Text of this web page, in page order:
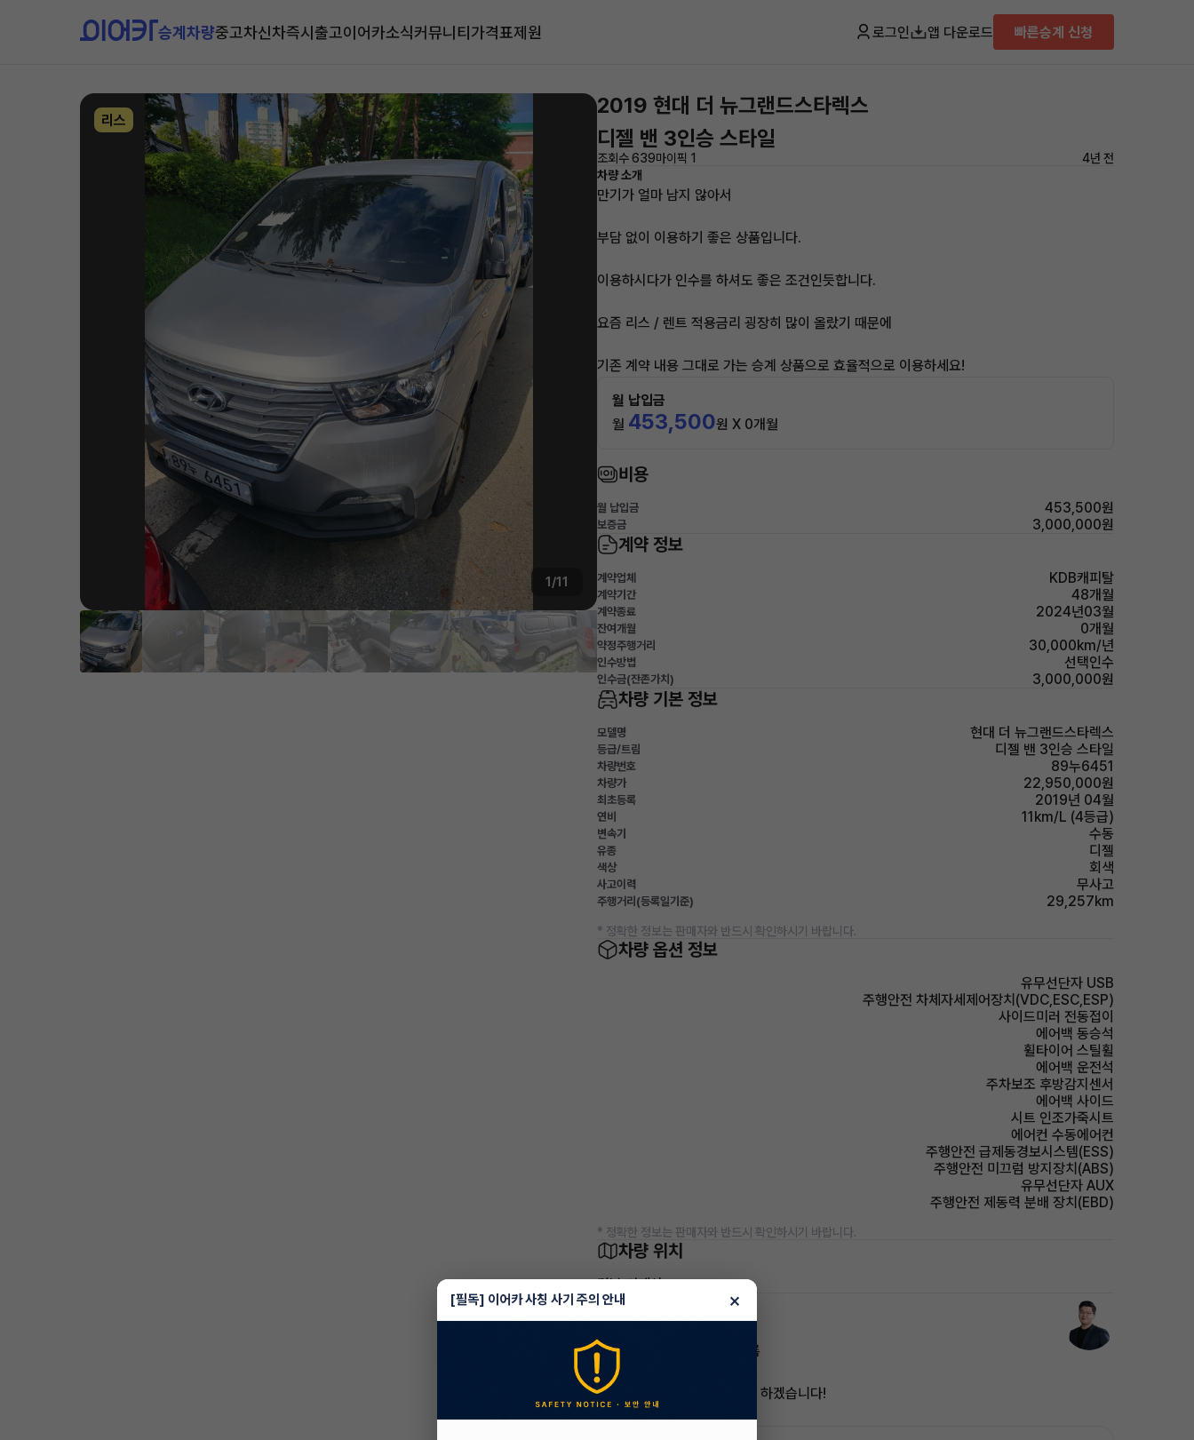
승계차량중고차신차즉시출고이어카소식커뮤니티가격표제원 로그인 앱 다운로드 빠른승계 신청
리스
1/11
2019 현대 더 뉴그랜드스타렉스
디젤 밴 3인승 스타일
조회수 639마이픽 1
4년 전
차량 소개
만기가 얼마 남지 않아서
부담 없이 이용하기 좋은 상품입니다.
이용하시다가 인수를 하셔도 좋은 조건인듯합니다.
요즘 리스 / 렌트 적용금리 굉장히 많이 올랐기 때문에
기존 계약 내용 그대로 가는 승계 상품으로 효율적으로 이용하세요!
월 납입금
월 453,500원 X 0개월
비용
월 납입금 453,500원
보증금 3,000,000원
계약 정보
계약업체 KDB캐피탈
계약기간 48개월
계약종료 2024년03월
잔여개월 0개월
약정주행거리 30,000km/년
인수방법 선택인수
인수금(잔존가치) 3,000,000원
차량 기본 정보
모델명 현대 더 뉴그랜드스타렉스
등급/트림 디젤 밴 3인승 스타일
차량번호 89누6451
차량가 22,950,000원
최초등록 2019년 04월
연비 11km/L (4등급)
변속기 수동
유종 디젤
색상 회색
사고이력 무사고
주행거리(등록일기준) 29,257km
* 정확한 정보는 판매자와 반드시 확인하시기 바랍니다.
차량 옵션 정보
유무선단자 USB
주행안전 차체자세제어장치(VDC,ESC,ESP)
사이드미러 전동접이
에어백 동승석
휠타이어 스틸휠
에어백 운전석
주차보조 후방감지센서
에어백 사이드
시트 인조가죽시트
에어컨 수동에어컨
주행안전 급제동경보시스템(ESS)
주행안전 미끄럼 방지장치(ABS)
유무선단자 AUX
주행안전 제동력 분배 장치(EBD)
* 정확한 정보는 판매자와 반드시 확인하시기 바랍니다.
차량 위치
경남 거제시
정준환 매니저
승계가 잘 마무리 될수 있도록
최선을 다해서 도움 드리도록 하겠습니다!
5.0(3)
[필독] 이어카 사칭 사기 주의 안내 ×